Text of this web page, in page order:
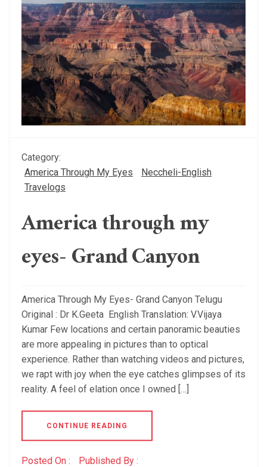
Category:
America Through My Eyes
Neccheli-English
Travelogs
America through my
eyes- Grand Canyon
America Through My Eyes- Grand Canyon Telugu
Original : Dr K.Geeta English Translation: V.Vijaya
Kumar Few locations and certain panoramic beauties
are more appealing in pictures than to optical
experience. Rather than watching videos and pictures,
we rapt with joy when the eye catches glimpses of its
reality. A feel of elation once I owned […]
CONTINUE READING
Posted On : Published By :